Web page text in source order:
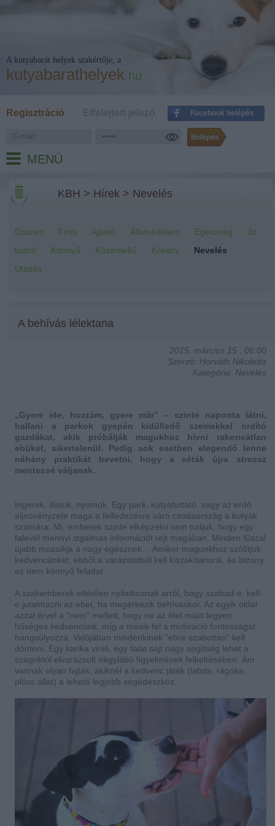
A kutyabarát helyek szakértője, a
kutyabarathelyek.hu
Regisztráció Facebook belépés
MENÜ
KBH > Hírek > Nevelés
Összes Friss Ajánló Állatvédelem Egészség
Jó
tudni!
Könnyű Közérdekű Kreatív
Nevelés
Utazás
A behívás lélektana
2015. március 15., 06:00
Szerző: Horváth Nikoletta
Kategória: Nevelés
„Gyere ide, hozzám, gyere már” – szinte naponta látni,
hallani a parkok gyepén kidülledő szemekkel ordító
gazdákat, akik próbálják magukhoz hívni rakoncátlan
ebüket, sikertelenül. Pedig sok esetben elegendő lenne
néhány praktikát bevetni, hogy a séták újra stressz
mentessé váljanak.
Ingerek, illatok, nyomok. Egy park, kutyafuttató, vagy az erdő
aljnövényzete maga a felfedezésre váró csodaország a kutyák
számára. Mi, emberek szinte elképzelni sem tudjuk, hogy egy
falevél mennyi izgalmas információt rejt magában. Minden fűszál
újabb mozaikja a nagy egésznek… Amikor magunkhoz szólítjuk
kedvencünket, ebből a varázslatból kell kiszakítanunk, és bizony
ez nem könnyű feladat.
A szakemberek eltérően nyilatkoznak arról, hogy szabad-e, kell-
e jutalmazni az ebet, ha megérkezik behíváskor. Az egyik oldal
azzal érvel a "nem" mellett, hogy ne az étel miatt legyen
hűséges kedvencünk, míg a másik fél a motiváció fontosságát
hangsúlyozza. Valójában mindenkinek "ebre szabottan" kell
dönteni. Egy karika virsli, egy falat sajt nagy segítség lehet a
szagoktól elvarázsolt négylábú figyelmének felkeltésében. Ám
vannak olyan fajták, akiknél a kedvenc játék (labda, rágóka,
plüss állat) a lehető legjobb segédeszköz.